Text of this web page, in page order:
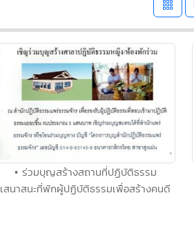
• ร่วมบุญสร้างสถานที่ปฏิบัติธรรม
เสนาสนะที่พักผู้ปฏิบัติธรรมเพื่อสร้างคนดี